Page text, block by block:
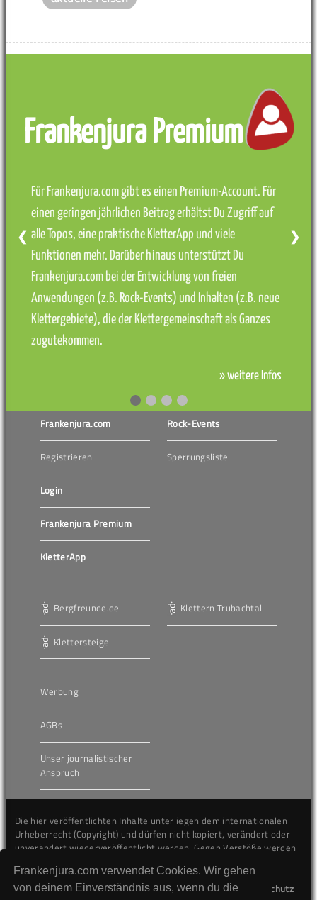
Frankenjura.com verwendet Cookies. Wir gehen
von deinem Einverständnis aus, wenn du die
Frankenjura Premium
Für Frankenjura.com gibt es einen Premium-Account. Für
einen geringen jährlichen Beitrag erhältst Du Zugriff auf
alle Topos, eine praktische KletterApp und viele
Funktionen mehr. Darüber hinaus unterstützt Du
Frankenjura.com bei der Entwicklung von freien
Anwendungen (z.B. Rock-Events) und Inhalten (z.B. neue
Klettergebiete), die der Klettergemeinschaft als Ganzes
zugutekommen.
» weitere Infos
❮ ❯
Frankenjura.com
Registrieren
Login
Frankenjura Premium
KletterApp
Rock-Events
Sperrungsliste
Bergfreunde.de
Klettersteige
Klettern Trubachtal
Werbung
AGBs
Unser journalistischer
Anspruch
Die hier veröffentlichten Inhalte unterliegen dem internationalen
Urheberrecht (Copyright) und dürfen nicht kopiert, verändert oder
unverändert wiederveröffentlicht werden. Gegen Verstöße werden
Kontakt
Impressum Datenschutz